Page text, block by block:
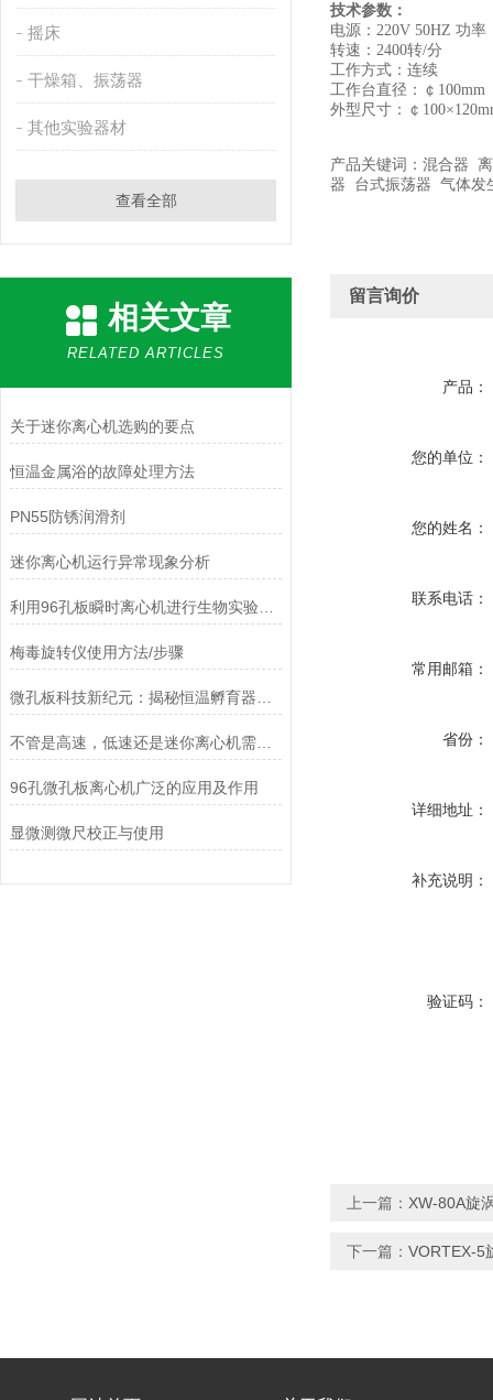
摇床
干燥箱、振荡器
其他实验器材
查看全部
相关文章
RELATED ARTICLES
关于迷你离心机选购的要点
恒温金属浴的故障处理方法
PN55防锈润滑剂
迷你离心机运行异常现象分析
利用96孔板瞬时离心机进行生物实验的技巧与优势
梅毒旋转仪使用方法/步骤
不管是高速，低速还是迷你离心机需根据自身实验来选择
96孔微孔板离心机广泛的应用及作用
显微测微尺校正与使用
技术参数：
电源： 220V 50HZ 功率
转速： 2400转/分
工作方式：连续
工作台直径：￠ 100mm
外型尺寸：￠
产品关键词：混合器
器 台式振荡器 气体发
留言询价
产品：
您的单位：
您的姓名：
联系电话：
常用邮箱：
省份：
详细地址：
补充说明：
验证码：
上一篇： XW-80A旋
下一篇： VORTEX-5